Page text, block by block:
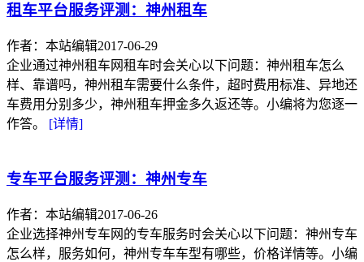
租车平台服务评测：神州租车
作者：本站编辑2017-06-29
企业通过神州租车网租车时会关心以下问题：神州租车怎么
样、靠谱吗，神州租车需要什么条件，超时费用标准、异地还
车费用分别多少，神州租车押金多久返还等。小编将为您逐一
作答。 [详情]
专车平台服务评测：神州专车
作者：本站编辑2017-06-26
企业选择神州专车网的专车服务时会关心以下问题：神州专车
怎么样，服务如何，神州专车车型有哪些，价格详情等。小编